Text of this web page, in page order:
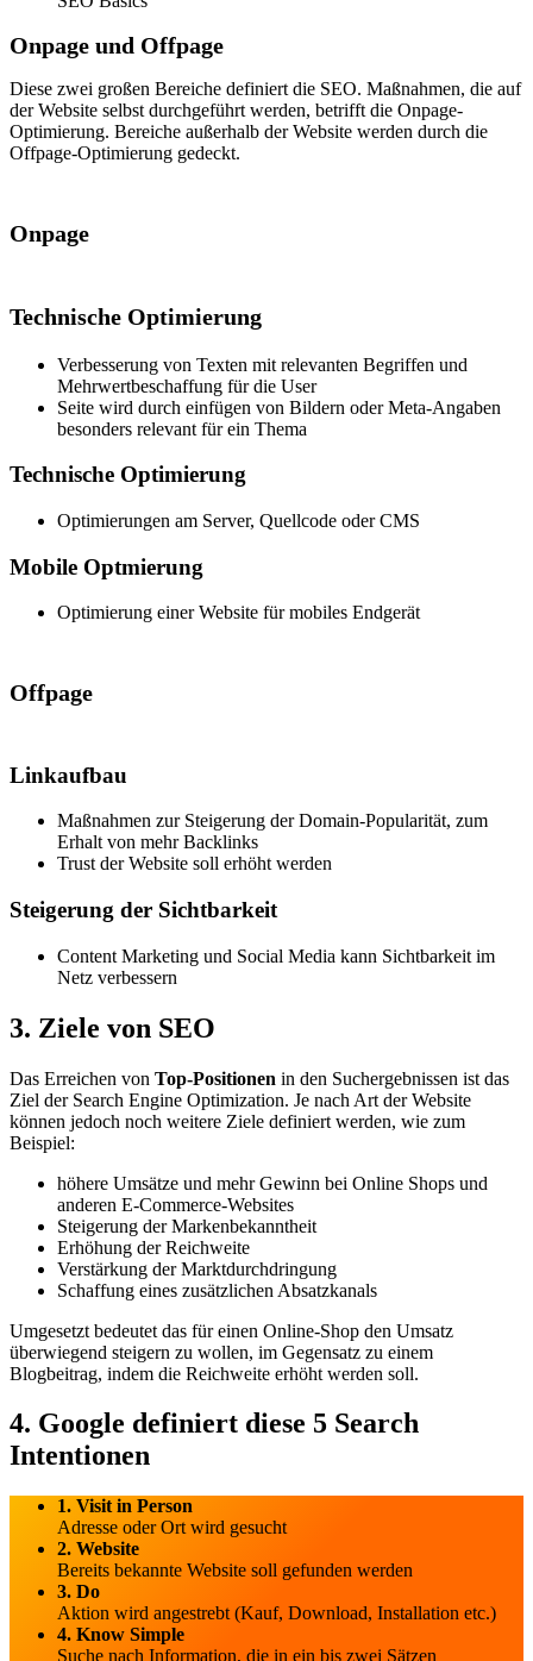
Onpage und Offpage
Diese zwei großen Bereiche definiert die SEO. Maßnahmen, die auf
der Website selbst durchgeführt werden, betrifft die Onpage-
Optimierung. Bereiche außerhalb der Website werden durch die
Offpage-Optimierung gedeckt.
Onpage
Technische Optimierung
Verbesserung von Texten mit relevanten Begriffen und
Mehrwertbeschaffung für die User
Seite wird durch einfügen von Bildern oder Meta-Angaben
besonders relevant für ein Thema
Technische Optimierung
Optimierungen am Server, Quellcode oder CMS
Mobile Optmierung
Optimierung einer Website für mobiles Endgerät
Offpage
Linkaufbau
Maßnahmen zur Steigerung der Domain-Popularität, zum
Erhalt von mehr Backlinks
Trust der Website soll erhöht werden
Steigerung der Sichtbarkeit
Content Marketing und Social Media kann Sichtbarkeit im
Netz verbessern
3. Ziele von SEO
Das Erreichen von Top-Positionen in den Suchergebnissen ist das
Ziel der Search Engine Optimization. Je nach Art der Website
können jedoch noch weitere Ziele definiert werden, wie zum
Beispiel:
höhere Umsätze und mehr Gewinn bei Online Shops und
anderen E-Commerce-Websites
Steigerung der Markenbekanntheit
Erhöhung der Reichweite
Verstärkung der Marktdurchdringung
Schaffung eines zusätzlichen Absatzkanals
Umgesetzt bedeutet das für einen Online-Shop den Umsatz
überwiegend steigern zu wollen, im Gegensatz zu einem
Blogbeitrag, indem die Reichweite erhöht werden soll.
4. Google definiert diese 5 Search
Intentionen
1. Visit in Person
Adresse oder Ort wird gesucht
2. Website
Bereits bekannte Website soll gefunden werden
3. Do
Aktion wird angestrebt (Kauf, Download, Installation etc.)
4. Know Simple
Suche nach Information, die in ein bis zwei Sätzen